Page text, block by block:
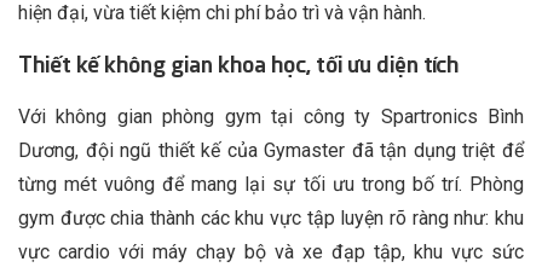
hiện đại, vừa tiết kiệm chi phí bảo trì và vận hành.
Thiết kế không gian khoa học, tối ưu diện tích
Với không gian phòng gym tại công ty Spartronics Bình
Dương, đội ngũ thiết kế của Gymaster đã tận dụng triệt để
từng mét vuông để mang lại sự tối ưu trong bố trí. Phòng
gym được chia thành các khu vực tập luyện rõ ràng như: khu
vực cardio với máy chạy bộ và xe đạp tập, khu vực sức